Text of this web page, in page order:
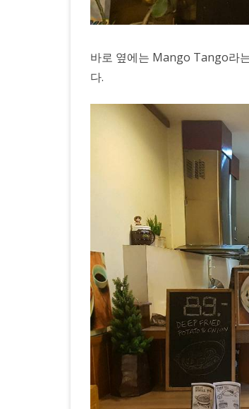
바로 옆에는 Mango Tango라
다.